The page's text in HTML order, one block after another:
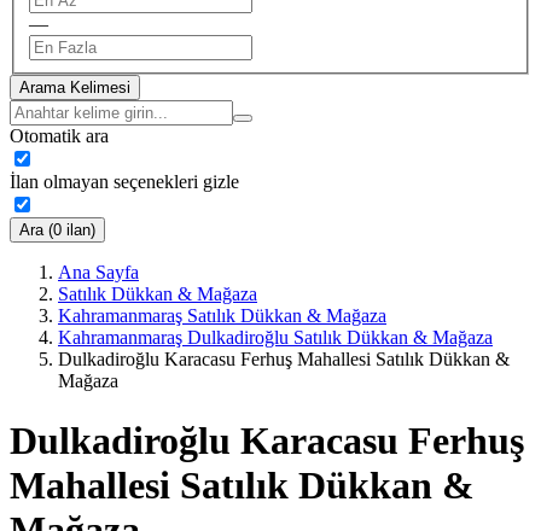
—
Arama Kelimesi
Otomatik ara
İlan olmayan seçenekleri gizle
Ara (0 ilan)
Ana Sayfa
Satılık Dükkan & Mağaza
Kahramanmaraş Satılık Dükkan & Mağaza
Kahramanmaraş Dulkadiroğlu Satılık Dükkan & Mağaza
Dulkadiroğlu Karacasu Ferhuş Mahallesi Satılık Dükkan &
Mağaza
Dulkadiroğlu Karacasu Ferhuş
Mahallesi Satılık Dükkan &